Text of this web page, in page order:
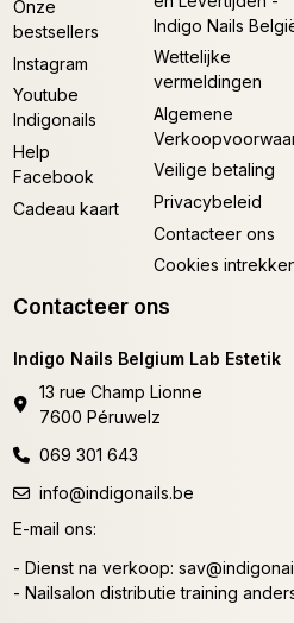
Onze
bestsellers
Instagram
Youtube
Indigonails
Help
Facebook
Cadeau kaart
Indigo Nails
Wettelijke
vermeldingen
Algemene
Veilige betaling
Privacybeleid
Contacteer ons
Cookies
Contacteer ons
Indigo Nails Belgium Lab Estetik
13 rue Champ Lionne
7600 Péruwelz
069 301 643
info@indigonails.be
E-mail ons:
- Dienst na verkoop:
- Nailsalon distributie training